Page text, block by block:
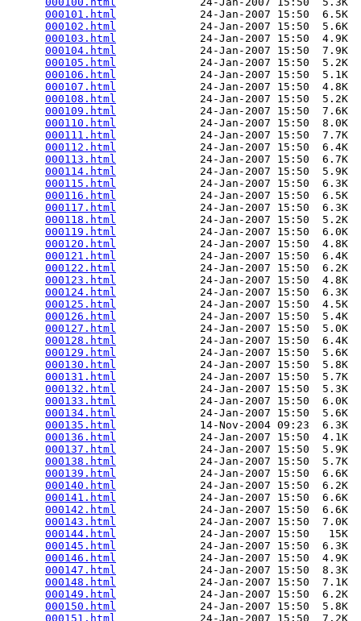
000101.html
             24-Jan-2007 15:50  6.5K
000102.html
             24-Jan-2007 15:50  5.6K
000103.html
             24-Jan-2007 15:50  4.9K
000104.html
             24-Jan-2007 15:50  7.9K
000105.html
             24-Jan-2007 15:50  5.2K
000106.html
             24-Jan-2007 15:50  5.1K
000107.html
             24-Jan-2007 15:50  4.8K
000108.html
             24-Jan-2007 15:50  5.2K
000109.html
             24-Jan-2007 15:50  7.6K
000110.html
             24-Jan-2007 15:50  8.0K
000111.html
             24-Jan-2007 15:50  7.7K
000112.html
             24-Jan-2007 15:50  6.4K
000113.html
             24-Jan-2007 15:50  6.7K
000114.html
             24-Jan-2007 15:50  5.9K
000115.html
             24-Jan-2007 15:50  6.3K
000116.html
             24-Jan-2007 15:50  6.5K
000117.html
             24-Jan-2007 15:50  6.3K
000118.html
             24-Jan-2007 15:50  5.2K
000119.html
             24-Jan-2007 15:50  6.0K
000120.html
             24-Jan-2007 15:50  4.8K
000121.html
             24-Jan-2007 15:50  6.4K
000122.html
             24-Jan-2007 15:50  6.2K
000123.html
             24-Jan-2007 15:50  4.8K
000124.html
             24-Jan-2007 15:50  6.3K
000125.html
             24-Jan-2007 15:50  4.5K
000126.html
             24-Jan-2007 15:50  5.4K
000127.html
             24-Jan-2007 15:50  5.0K
000128.html
             24-Jan-2007 15:50  6.4K
000129.html
             24-Jan-2007 15:50  5.6K
000130.html
             24-Jan-2007 15:50  5.8K
000131.html
             24-Jan-2007 15:50  5.7K
000132.html
             24-Jan-2007 15:50  5.3K
000133.html
             24-Jan-2007 15:50  6.0K
000134.html
             24-Jan-2007 15:50  5.6K
000135.html
             14-Nov-2004 09:23  6.3K
000136.html
             24-Jan-2007 15:50  4.1K
000137.html
             24-Jan-2007 15:50  5.9K
000138.html
             24-Jan-2007 15:50  5.7K
000139.html
             24-Jan-2007 15:50  6.6K
000140.html
             24-Jan-2007 15:50  6.2K
000141.html
             24-Jan-2007 15:50  6.6K
000142.html
             24-Jan-2007 15:50  6.6K
000143.html
             24-Jan-2007 15:50  7.0K
000144.html
             24-Jan-2007 15:50   15K
000145.html
             24-Jan-2007 15:50  6.3K
000146.html
             24-Jan-2007 15:50  4.9K
000147.html
             24-Jan-2007 15:50  8.3K
000148.html
             24-Jan-2007 15:50  7.1K
000149.html
             24-Jan-2007 15:50  6.2K
000150.html
             24-Jan-2007 15:50  5.8K
000151.html
             24-Jan-2007 15:50  7.2K